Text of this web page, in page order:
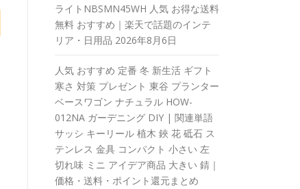
ライトNBSMN45WH 人気 お得な送料
無料 おすすめ｜楽天で話題のインテ
リア・日用品 2026年8月6日
人気 おすすめ 定番 冬 新生活 ギフト
寒さ 対策 プレゼント 東谷 プランター
ベースワゴン ナチュラル HOW-
012NA ガーデニング DIY | 関連単語
サッシ キーリール 植木 鋏 花 砥石 ス
テンレス 金具 コンパクト 小さい 左
切れ味 ミニ アイデア商品 大きい 錆｜
価格・送料・ポイント還元まとめ